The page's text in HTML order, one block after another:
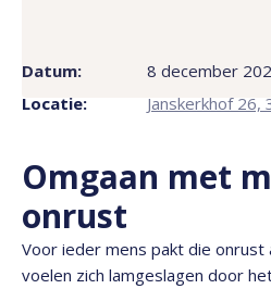
Datum:
8 december
Locatie:
Janskerkhof
Omgaan met
onrust
Voor ieder mens pakt die onrust
voelen zich lamgeslagen door